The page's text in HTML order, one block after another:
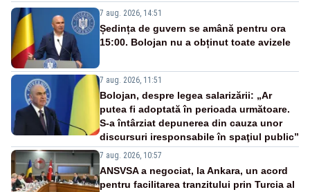
7 aug. 2026, 14:51
Ședința de guvern se amână pentru ora
15:00. Bolojan nu a obținut toate avizele
7 aug. 2026, 11:51
Bolojan, despre legea salarizării: „Ar
putea fi adoptată în perioada următoare.
S-a întârziat depunerea din cauza unor
discursuri iresponsabile în spaţiul public”
7 aug. 2026, 10:57
ANSVSA a negociat, la Ankara, un acord
pentru facilitarea tranzitului prin Turcia al